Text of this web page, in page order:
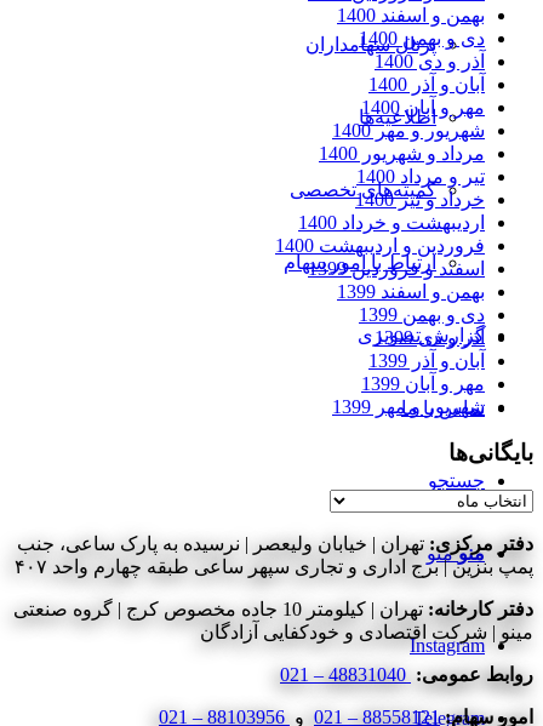
پرتال سهامداران
اطلاعیه‌ها
کمیته‌های تخصصی
ارتباط با امور سهام
گزارش تصویری
تماس با ما
جستجو
منو منو
Instagram
Telegram
بهمن و اسفند 1400
دی و بهمن 1400
آذر و دی 1400
آبان و آذر 1400
مهر و آبان 1400
شهریور و مهر 1400
مرداد و شهریور 1400
تیر و مرداد 1400
خرداد و تیر 1400
اردیبهشت و خرداد 1400
فروردین و اردیبهشت 1400
اسفند و فروردین 1399
بهمن و اسفند 1399
دی و بهمن 1399
آذر و دی 1399
آبان و آذر 1399
مهر و آبان 1399
شهریور و مهر 1399
بایگانی‌ها
بایگانی‌ها
دفتر مرکزی: تهران | خیابان ولیعصر | نرسیده به پارک ساعی، جنب
پمپ بنزین | برج اداری و تجاری سپهر ساعی طبقه چهارم واحد ۴۰۷
دفتر کارخانه:
تهران | کیلومتر 10 جاده مخصوص کرج | گروه صنعتی
مینو | شرکت اقتصادی و خودکفایی آزادگان
روابط عمومی:
امور سهام: 88558121 – 021 و